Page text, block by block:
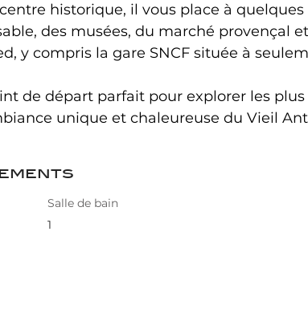
historique, il vous place à
des musées, du marché provençal
y compris la gare SNCF située à
de départ parfait pour explorer les
unique et chaleureuse du Vieil
Salle de bain
1